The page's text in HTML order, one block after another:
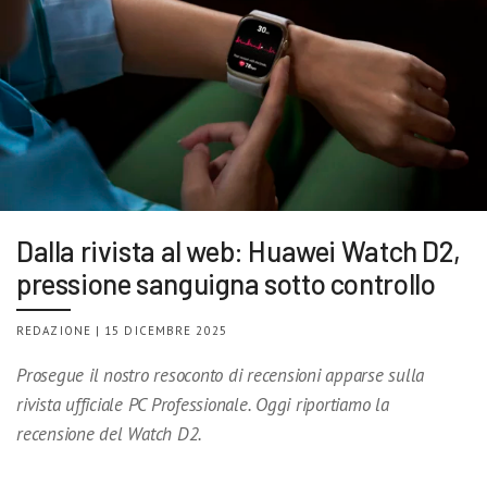
Dalla rivista al web: Huawei Watch D2,
pressione sanguigna sotto controllo
REDAZIONE | 15 DICEMBRE 2025
Prosegue il nostro resoconto di recensioni apparse sulla
rivista ufficiale PC Professionale. Oggi riportiamo la
recensione del Watch D2.